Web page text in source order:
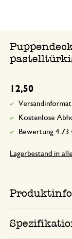
12,50
Kostenlose
Bewertung 4.73
Lagerbestand in